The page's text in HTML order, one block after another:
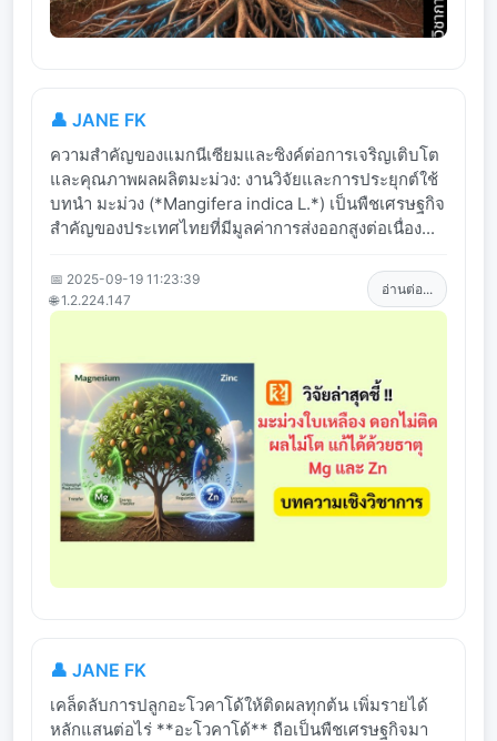
👤 JANE FK
ความสำคัญของแมกนีเซียมและซิงค์ต่อการเจริญเติบโต
และคุณภาพผลผลิตมะม่วง: งานวิจัยและการประยุกต์ใช้
บทนำ มะม่วง (*Mangifera indica L.*) เป็นพืชเศรษฐกิจ
สำคัญของประเทศไทยที่มีมูลค่าการส่งออกสูงต่อเนื่อง...
📅 2025-09-19 11:23:39
🌐 1.2.224.147
อ่านต่อ...
👤 JANE FK
เคล็ดลับการปลูกอะโวคาโด้ให้ติดผลทุกต้น เพิ่มรายได้
หลักแสนต่อไร่ **อะโวคาโด้** ถือเป็นพืชเศรษฐกิจมา